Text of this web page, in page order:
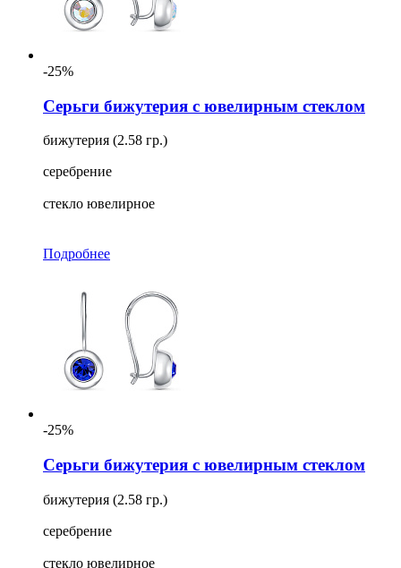
-25%
Серьги бижутерия с ювелирным стеклом
бижутерия (2.58 гр.)
серебрение
стекло ювелирное
Подробнее
-25%
Серьги бижутерия с ювелирным стеклом
бижутерия (2.58 гр.)
серебрение
стекло ювелирное